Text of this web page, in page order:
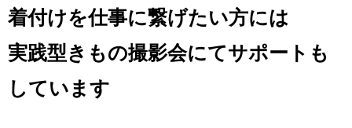
着付けを仕事に繋げたい方には
実践型きもの撮影会にてサポートも
しています